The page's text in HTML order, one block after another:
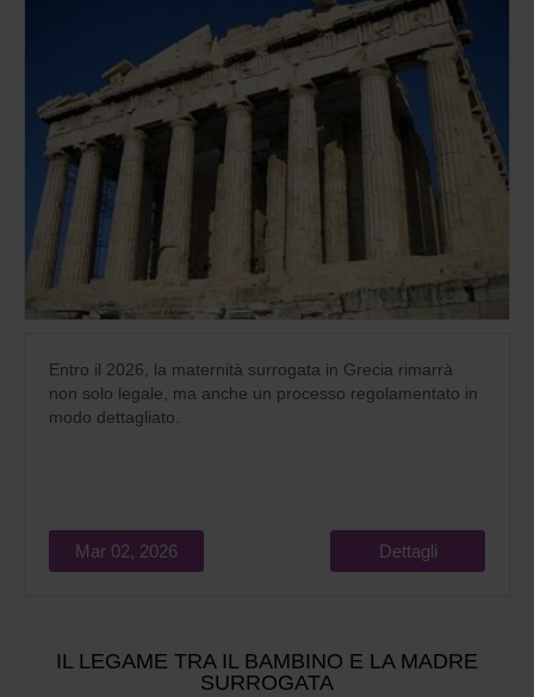
Entro il 2026, la maternità surrogata in Grecia rimarrà
non solo legale, ma anche un processo regolamentato in
modo dettagliato.
Mar 02, 2026 Dettagli
IL LEGAME TRA IL BAMBINO E LA MADRE
SURROGATA